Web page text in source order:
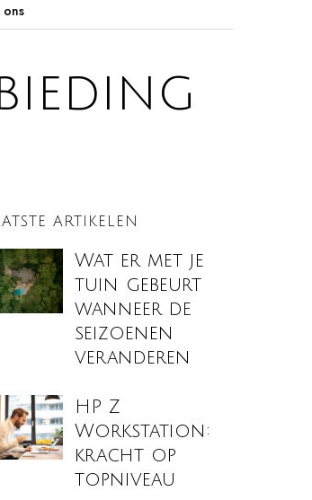
ons
ARTIKELEN
Wat er met je
tuin gebeurt
wanneer de
seizoenen
veranderen
HP Z
Workstation:
kracht op
topniveau